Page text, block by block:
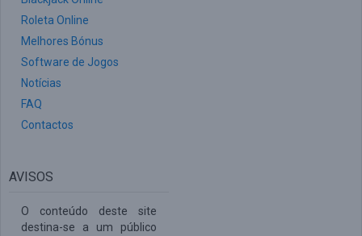
Roleta Online
Melhores Bónus
Software de Jogos
Notícias
FAQ
Contactos
AVISOS
O conteúdo deste site
destina-se a um público